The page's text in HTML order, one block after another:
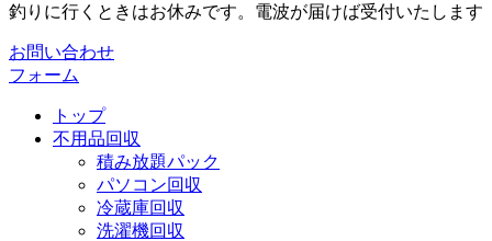
釣りに行くときはお休みです。電波が届けば受付いたします
お問い合わせ
フォーム
トップ
不用品回収
積み放題パック
パソコン回収
冷蔵庫回収
洗濯機回収